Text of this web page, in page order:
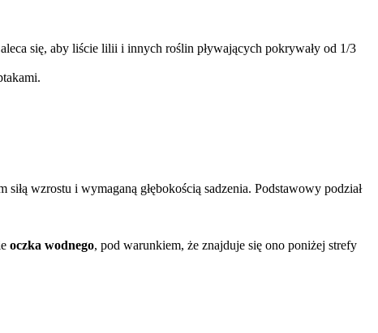
się, aby liście lilii i innych roślin pływających pokrywały od 1/3
wzrostu i wymaganą głębokością sadzenia. Podstawowy podział
oczka wodnego, pod warunkiem, że znajduje się ono poniżej strefy